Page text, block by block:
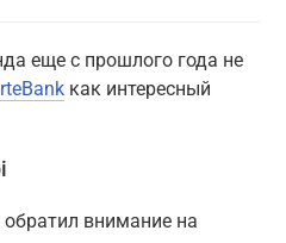
еще с прошлого года не
как интересный
внимание на